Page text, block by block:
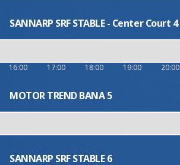
SANNARP SRF STABLE - Center Court 4
16:00 17:00 18:00 19:00 20:00
MOTOR TREND BANA 5
SANNARP SRF STABLE 6